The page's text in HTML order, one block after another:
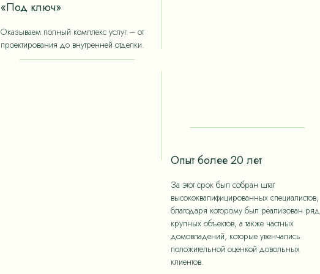
«Под ключ»
Оказываем полный комплекс услуг – от
проектирования до внутренней отделки.
Опыт более 20 лет
За этот срок был собран штат
высококвалифицированных специалистов,
благодаря которому был реализован ряд
крупных объектов, а также частных
домовладений, которые увенчались
положительной оценкой довольных
клиентов.